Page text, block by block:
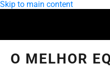
Skip to main content
O MELHOR